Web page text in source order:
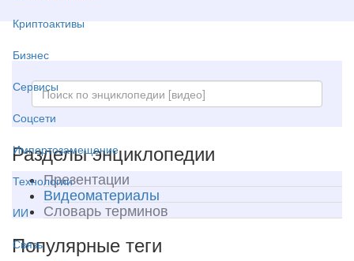
Криптоактивы
Бизнес
Сервисы
Соцсети
Импортозамещение
Технологии
ИИ
Связь
Разделы энциклопедии
Презентации
Видеоматериалы
Словарь терминов
Популярные теги